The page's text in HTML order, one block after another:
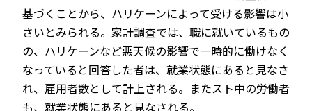
基づくことから、ハリケーンによって受ける影響は小
さいとみられる。家計調査では、職に就いているもの
の、ハリケーンなど悪天候の影響で一時的に働けなく
なっていると回答した者は、就業状態にあると見なさ
れ、雇用者数として計上される。またスト中の労働者
も、就業状態にあると見なされる。